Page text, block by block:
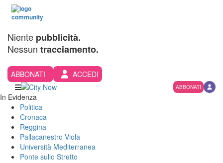
Niente pubblicità.
Nessun tracciamento.
ABBONATI ACCEDI
ABBONATI
In Evidenza
Politica
Cronaca
Reggina
Pallacanestro Viola
Università Mediterranea
Ponte sullo Stretto